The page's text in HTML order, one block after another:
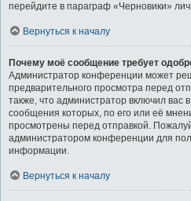
перейдите в параграф «Черновики»
Вернуться к началу
Почему моё сообщение требует
Администратор конференции может
предварительного просмотра перед
также, что администратор включил вас
сообщения которых, по его или её
просмотрены перед отправкой.
администратором конференции для
информации.
Вернуться к началу